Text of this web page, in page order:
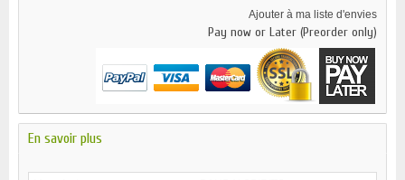
Ajouter à ma liste d'envies
Pay now or Later (Preorder only)
En savoir plus